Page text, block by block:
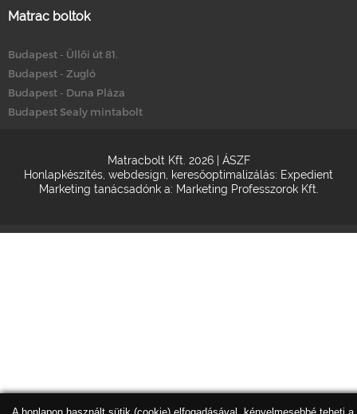
Matrac boltok
Budapest - Üllői út 81.
Budapest - Zugló
Budapest - Duna Pláza
Budapest Sealy mintabolt
Matracbolt Kft. 2026 | ÁSZF
Honlapkészítés webdesign keresőoptimalizálás: Expedient
Marketing tanácsadónk a: Marketing Professzorok Kft.